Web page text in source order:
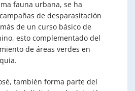
fauna urbana, se ha
de desparasitación
de un curso básico de
esto complementado del
de áreas verdes en
también forma parte del